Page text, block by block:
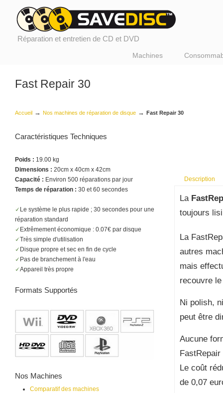
Réparation et entretien de CD et DVD
Machines
Fast Repair 30
Accueil → Nos machines de réparation de disque → Fast Repair 30
Description
La
toujours
La
autres
mais
recouvre
Ni polish,
peut être
Aucune
FastRepair
Le coût
de 0,07
Caractéristiques Techniques
Poids : 19.00 kg
Dimensions : 20cm x 40cm x 42cm
Capacité : Environ 500 réparations par jour
Temps de réparation : 30 et 60 secondes
Le système le plus rapide ; 30 secondes pour une
réparation standard
Extrêmement économique : 0.07€ par disque
Très simple d'utilisation
Disque propre et sec en fin de cycle
Pas de branchement à l'eau
Appareil très propre
Formats Supportés
Nos Machines
Comparatif des machines